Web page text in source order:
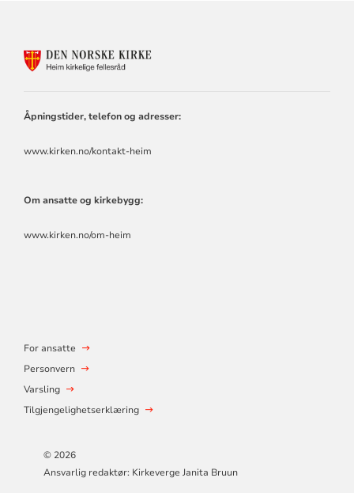
Åpningstider, telefon og adresser:
www.kirken.no/kontakt-heim
Om ansatte og kirkebygg:
www.kirken.no/om-heim
For ansatte
Personvern
Varsling
Tilgjengelighetserklæring
© 2026
Ansvarlig redaktør: Kirkeverge Janita Bruun